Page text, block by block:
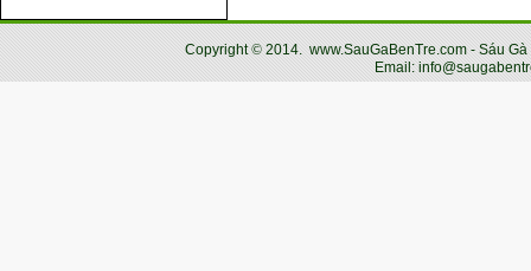
Copyright© 2014. www.SauGaBenTre.com - Sáu
Email: